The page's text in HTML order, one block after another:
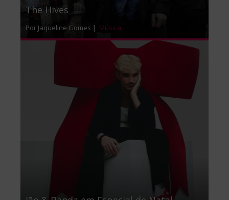
The Hives
Por Jaqueline Gomes | Música